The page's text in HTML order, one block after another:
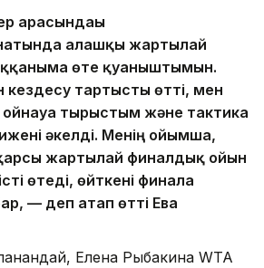
арасындағы
алғашқы жартылай
өте қуаныштымын.
тартысты өтті, мен
ойнауға тырыстым және тактика
әкелді. Менің ойымша,
жартылай финалдық ойын
өтеді, өйткені финалға
— деп атап өтті Ева
Елена Рыбакина WTA